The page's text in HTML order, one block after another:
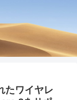
たワイヤレ